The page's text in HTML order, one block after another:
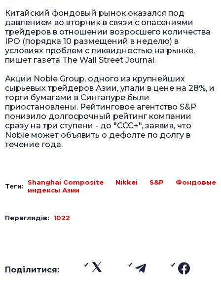
Китайский фондовый рынок оказался под
давлением во вторник в связи с опасениями
трейдеров в отношении возросшего количества
IPO (порядка 10 размещений в неделю) в
условиях проблем с ликвидностью на рынке,
пишет газета The Wall Street Journal.
Акции Noble Group, одного из крупнейших
сырьевых трейдеров Азии, упали в цене на 28%, и
торги бумагами в Сингапуре были
приостановлены. Рейтинговое агентство S&P
понизило долгосрочный рейтинг компании
сразу на три ступени - до "CCC+", заявив, что
Noble может объявить о дефолте по долгу в
течение года.
Теги: Shanghai Composite Nikkei S&P
Фондовые
индексы Азии
Переглядів: 1022
Поділитися: